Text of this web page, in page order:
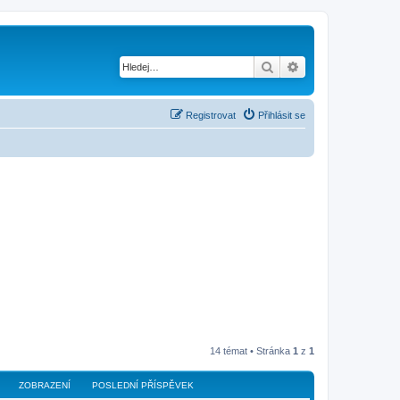
Hledat
Přihlásit se
Registrovat
14 témat • Stránka 1 z 1
ZOBRAZENÍ POSLEDNÍ PŘÍSPĚVEK